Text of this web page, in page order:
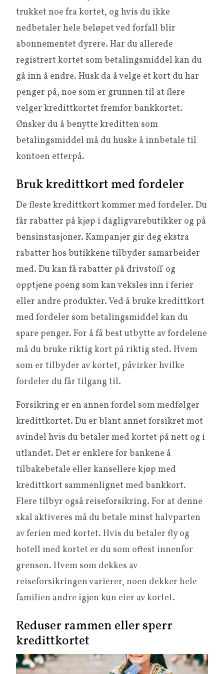
trukket noe fra kortet, og hvis du ikke
nedbetaler hele beløpet ved forfall blir
abonnementet dyrere. Har du allerede
registrert kortet som betalingsmiddel kan du
gå inn å endre. Husk da å velge et kort du har
penger på, noe som er grunnen til at flere
velger kredittkortet fremfor bankkortet.
Ønsker du å benytte kreditten som
betalingsmiddel må du huske å innbetale til
kontoen etterpå.
Bruk kredittkort med fordeler
De fleste kredittkort kommer med fordeler. Du
får rabatter på kjøp i dagligvarebutikker og på
bensinstasjoner. Kampanjer gir deg ekstra
rabatter hos butikkene tilbyder samarbeider
med. Du kan få rabatter på drivstoff og
opptjene poeng som kan veksles inn i ferier
eller andre produkter. Ved å bruke kredittkort
med fordeler som betalingsmiddel kan du
spare penger. For å få best utbytte av fordelene
må du bruke riktig kort på riktig sted. Hvem
som er tilbyder av kortet, påvirker hvilke
fordeler du får tilgang til.
Forsikring er en annen fordel som medfølger
kredittkortet. Du er blant annet forsikret mot
svindel hvis du betaler med kortet på nett og i
utlandet. Det er enklere for bankene å
tilbakebetale eller kansellere kjøp med
kredittkort sammenlignet med bankkort.
Flere tilbyr også reiseforsikring. For at denne
skal aktiveres må du betale minst halvparten
av ferien med kortet. Hvis du betaler fly og
hotell med kortet er du som oftest innenfor
grensen. Hvem som dekkes av
reiseforsikringen varierer, noen dekker hele
familien andre igjen kun eier av kortet.
Reduser rammen eller sperr
kredittkortet